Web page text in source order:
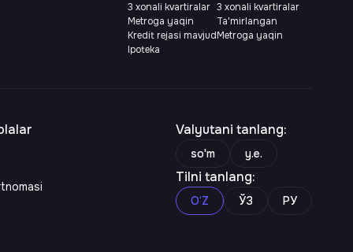
3 xonali kvartiralar
Metroga yaqin
Kredit rejasi mavjud
Ipoteka
3 xonali kvartiralar
Ta'mirlangan
Metroga yaqin
Valyutani tanlang:
so'm y.e.
Tilni tanlang:
O‘Z ЎЗ РУ